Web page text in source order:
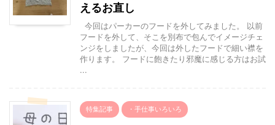
えるお直し
今回はパーカーのフードを外してみました。 以前
フードを外して、そこを別布で包んでイメージチェ
ンジをしましたが、今回は外したフードで細い襟を
作ります。 フードに飽きたり邪魔に感じる方はお試
...
特集記事 ・手仕事いろいろ